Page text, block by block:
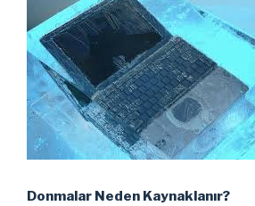
Donmalar Neden Kaynaklanır?